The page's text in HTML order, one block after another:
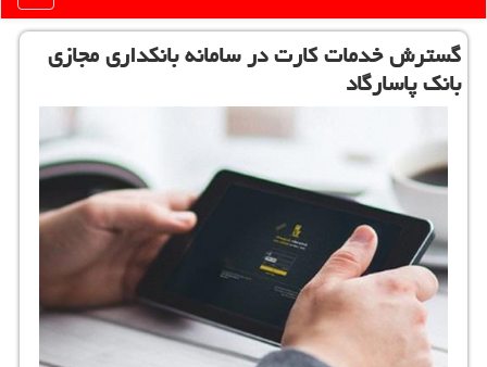
گسترش خدمات كارت در سامانه بانكداری مجازی
بانك پاسارگاد